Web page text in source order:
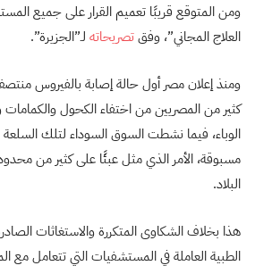
ومن المتوقع قريبًا تعميم القرار على جميع
العلاج المجاني”، وفقتصريحاته لـ”الجزيرة”.
ومنذ إعلان مصر أول حالة إصابة بالفيروس
كثير من المصريين من اختفاء الكحول
الوباء، فيما نشطت السوق السوداء لتلك السلعة
مسبوقة، الأمر الذي مثل عبئًا على كثير من
البلاد.
هذا بخلاف الشكاوى المتكررة والاستغاثات
الطبية العاملة في المستشفيات التي تتعامل مع